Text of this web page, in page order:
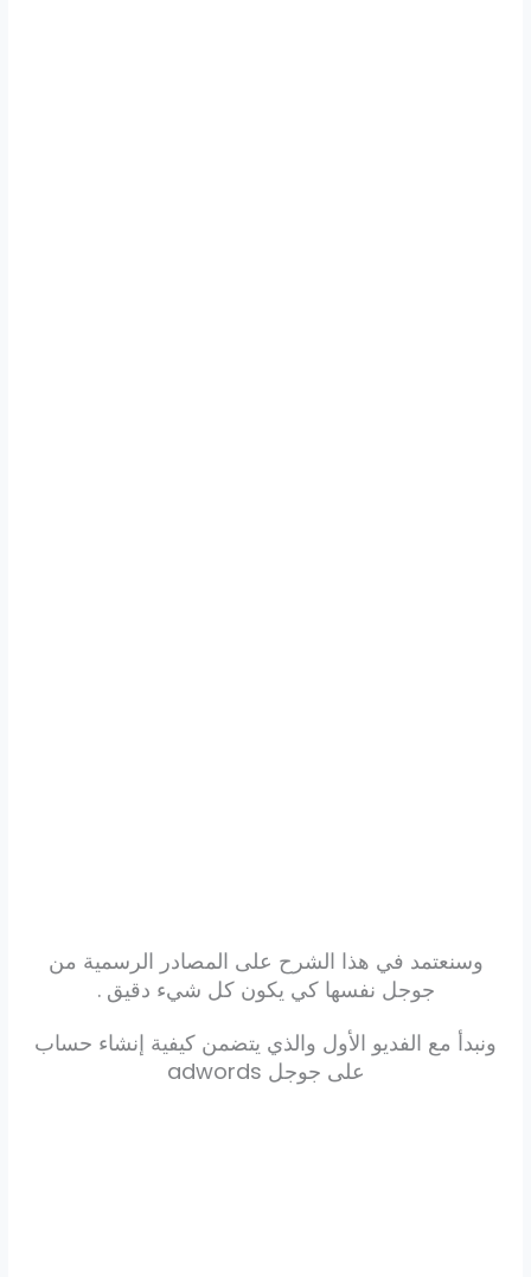
وسنعتمد في هذا الشرح على المصادر الرسمية من
جوجل نفسها كي يكون كل شيء دقيق .
ونبدأ مع الفديو الأول والذي يتضمن كيفية إنشاء حساب
على جوجل adwords